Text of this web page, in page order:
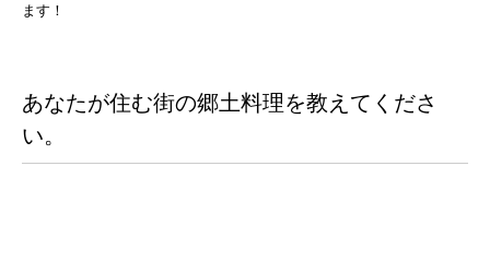
ます！
あなたが住む街の郷土料理を教えてくださ
い。